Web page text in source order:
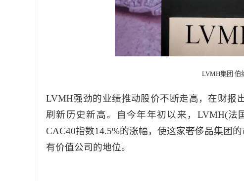
LVMH集团 伯
LVMH强劲的业绩推动股价不断走高，在财报
刷新历史新高。自今年年初以来，LVMH(法
CAC40指数14.5%的涨幅，使这家奢侈品集团
有价值公司的地位。